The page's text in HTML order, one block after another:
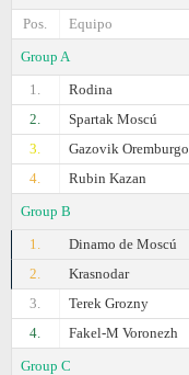
Pos.
Equipo
Group A
1.
Rodina
2.
Spartak Moscú
3.
Gazovik Oremburgo
4.
Rubin Kazan
Group B
1.
Dinamo de Moscú
2.
Krasnodar
3.
Terek Grozny
4.
Fakel-M Voronezh
Group C